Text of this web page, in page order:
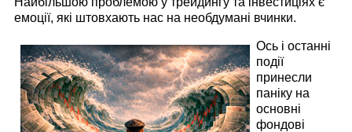
емоції, які штовхають нас на необдумані вчинки.
Ось і останні
події
принесли
паніку на
основні
фондові